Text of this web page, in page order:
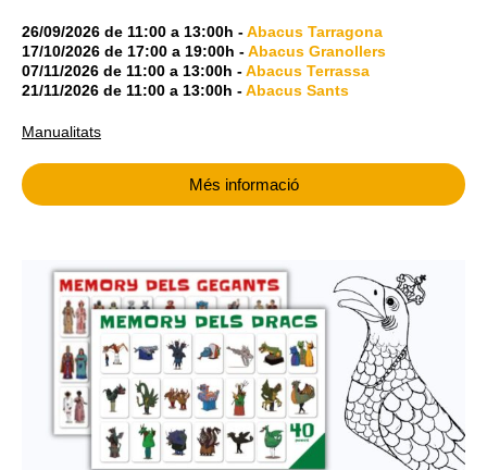
26/09/2026 de 11:00 a 13:00h -Abacus Tarragona
17/10/2026 de 17:00 a 19:00h -Abacus Granollers
07/11/2026 de 11:00 a 13:00h -Abacus Terrassa
21/11/2026 de 11:00 a 13:00h -Abacus Sants
Manualitats
Més informació